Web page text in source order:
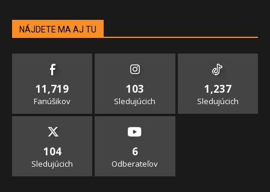
NÁJDETE MA AJ TU
11,719
Fanúšikov
103
Sledujúcich
1,237
Sledujúcich
104
Sledujúcich
6
Odberateľov